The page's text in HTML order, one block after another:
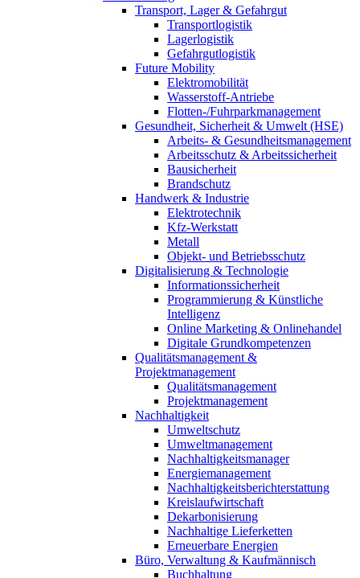
Transport, Lager & Gefahrgut
Transportlogistik
Lagerlogistik
Gefahrgutlogistik
Future Mobility
Elektromobilität
Wasserstoff-Antriebe
Flotten-/Fuhrparkmanagement
Gesundheit, Sicherheit & Umwelt (HSE)
Arbeits- & Gesundheitsmanagement
Arbeitsschutz & Arbeitssicherheit
Bausicherheit
Brandschutz
Handwerk & Industrie
Elektrotechnik
Kfz-Werkstatt
Metall
Objekt- und Betriebsschutz
Digitalisierung & Technologie
Informationssicherheit
Programmierung & Künstliche
Intelligenz
Online Marketing & Onlinehandel
Digitale Grundkompetenzen
Qualitätsmanagement &
Projektmanagement
Qualitätsmanagement
Projektmanagement
Nachhaltigkeit
Umweltschutz
Umweltmanagement
Nachhaltigkeitsmanager
Energiemanagement
Nachhaltigkeitsberichterstattung
Kreislaufwirtschaft
Dekarbonisierung
Nachhaltige Lieferketten
Erneuerbare Energien
Büro, Verwaltung & Kaufmännisch
Buchhaltung